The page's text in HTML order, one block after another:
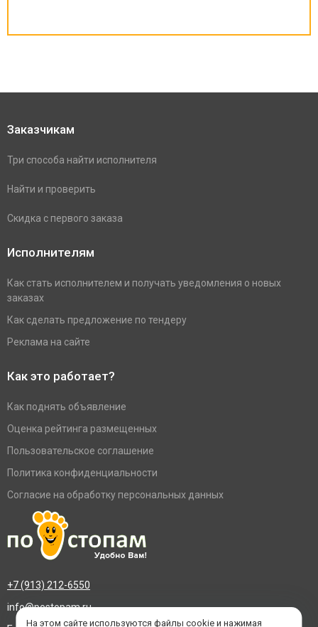
Заказчикам
Три способа найти исполнителя
Найти и проверить
Скидка с первого заказа
Исполнителям
Как стать исполнителем и получать уведомления о новых
заказах
Как сделать предложение по тендеру
Реклама на сайте
Как это работает?
Как поднять объявление
Оценка рейтинга размещенных
Пользовательское соглашение
Политика конфиденциальности
Согласие на обработку персональных данных
+7 (913) 212-6550
info@postopam.ru
На этом сайте используются файлы cookie и нажимая